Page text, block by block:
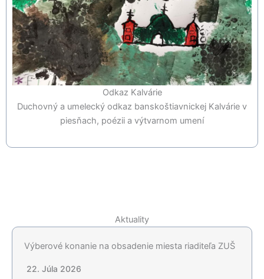
Odkaz Kalvárie
Duchovný a umelecký odkaz banskoštiavnickej Kalvárie v
piesňach, poézii a výtvarnom umení
Aktuality
Výberové konanie na obsadenie miesta riaditeľa ZUŠ
22. Júla 2026